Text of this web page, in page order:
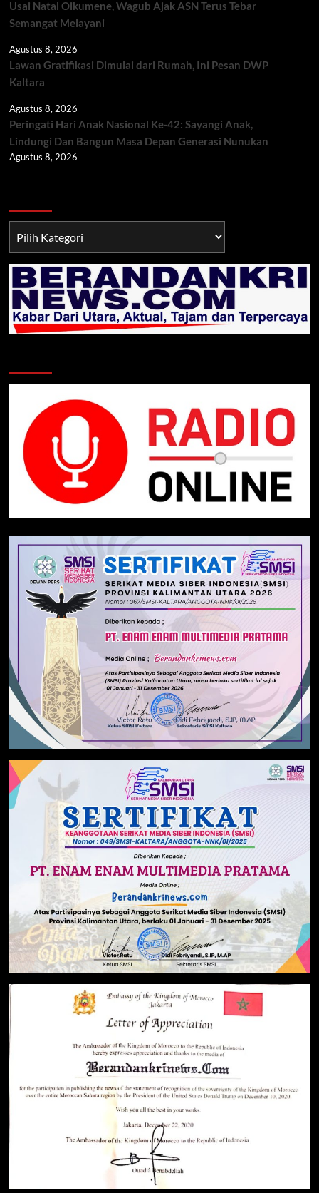
Usai Natal Oikumene, Wagub Ajak ASN Terus Tebar
Semangat Melayani
Agustus 8, 2026
Lawan Gratifikasi Dimulai dari Rumah, Ini Pesan DWP
Kaltara
Agustus 8, 2026
Peringati Hari Anak Nasional Ke-42: Sayangi Anak,
Lindungi Dan Bangun Masa Depan Generasi Nunukan
Agustus 8, 2026
TNI/POLRI